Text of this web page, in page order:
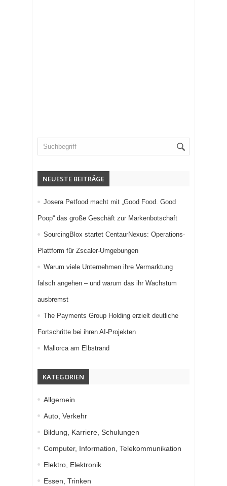
NEUESTE BEITRÄGE
Josera Petfood macht mit „Good Food. Good
Poop“ das große Geschäft zur Markenbotschaft
SourcingBlox startet CentaurNexus: Operations-
Plattform für Zscaler-Umgebungen
Warum viele Unternehmen ihre Vermarktung
falsch angehen – und warum das ihr Wachstum
ausbremst
The Payments Group Holding erzielt deutliche
Fortschritte bei ihren AI-Projekten
Mallorca am Elbstrand
KATEGORIEN
Allgemein
Auto, Verkehr
Bildung, Karriere, Schulungen
Computer, Information, Telekommunikation
Elektro, Elektronik
Essen, Trinken